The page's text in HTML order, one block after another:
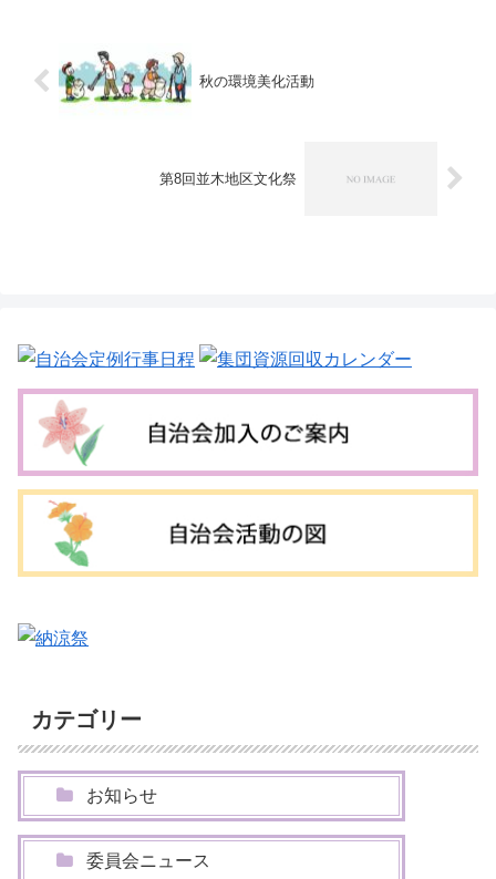
秋の環境美化活動
第8回並木地区文化祭
カテゴリー
お知らせ
委員会ニュース